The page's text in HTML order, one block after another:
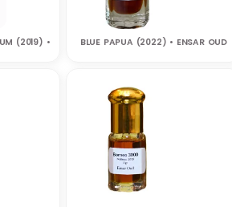
(2019) • BLUE PAPUA (2022) • ENSAR OUD